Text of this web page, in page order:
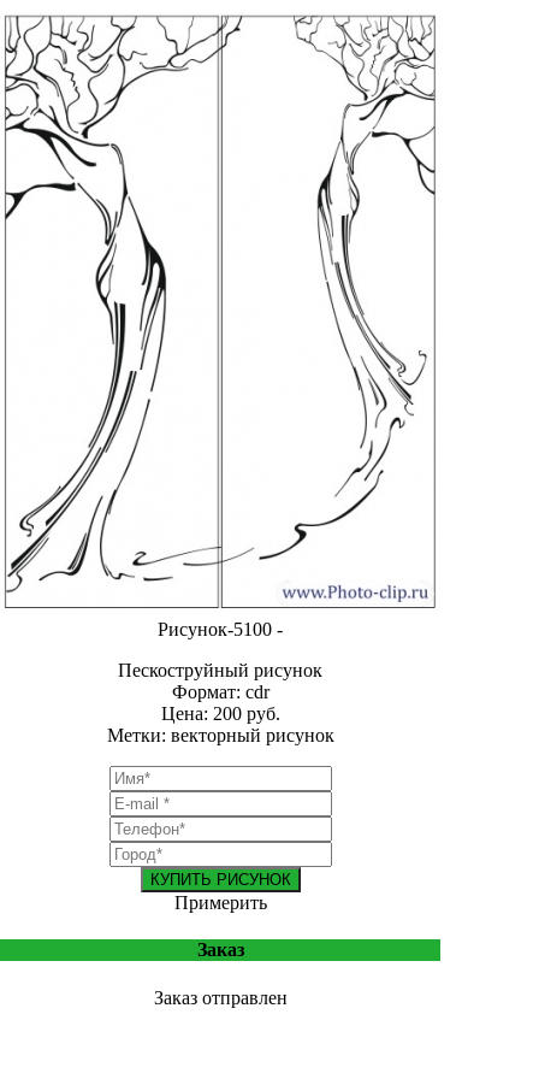
Рисунок-5100 -
Пескоструйный рисунок
Формат: cdr
Цена: 200 руб.
Метки: векторный рисунок
КУПИТЬ РИСУНОК
Примерить
Заказ
Заказ отправлен